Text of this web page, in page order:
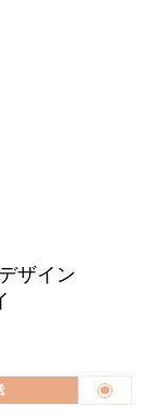
ザイン